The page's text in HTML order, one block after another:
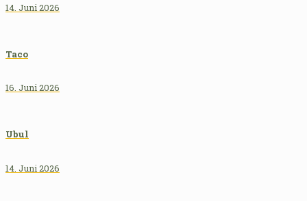
14. Juni 2026
Taco
16. Juni 2026
Ubul
14. Juni 2026